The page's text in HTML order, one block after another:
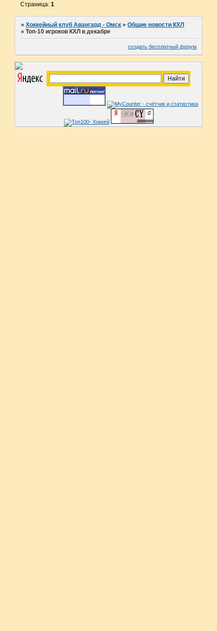
Страница:1
»Хоккейный клуб Авангард - Омск »Общие новости КХЛ
»Топ-10 игроков КХЛ в декабре
создать бесплатный форум